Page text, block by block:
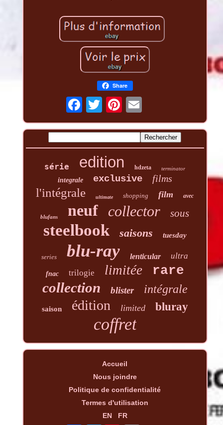
Share
série edition hdzeta terminator
integrale exclusive films
l'intégrale ultimate shopping film avec
blufans neuf collector sous
steelbook saisons tuesday
series blu-ray lenticular ultra
fnac trilogie limitée rare
collection blister intégrale
saison édition limited bluray
coffret
Accueil
Nous joindre
Politique de confidentialité
Termes d'utilisation
EN
FR